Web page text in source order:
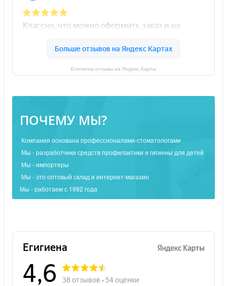
Егигиена отзывы на Яндекс.Карты
ПОЧЕМУ МЫ?
Компания основана профессионалами-стоматологами
Мы - разработчики средств профилактики и гигиены для детей
Мы - импортеры
Мы - это оптовый склад и интернет-магазин
Мы - работаем с 1992 года